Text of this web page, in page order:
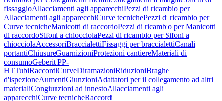
fissaggioAllacciamenti agli apparecchiPezzi di ricambio per
Allacciamenti agli apparecchiCurve tecnichePezzi di ricambio per
Curve tecnicheManicotti di raccordoPezzi di ricambio per Manicotti
di raccordoSifoni a chiocciolaPezzi di ricambio per Sifoni a
chiocciolaAccessoriBraccialettiFissaggi per braccialettiCanali
portantiChiusureGuarnizioniProtezioni cantiereMateriali di
consumoGeberit PP-
HTTubiRaccordiCurveDiramazioniRiduzioniBraghe
d'ispezioneAumentiGiunzioniAdattatori per il collegamento ad altri
materialiCongiunzioni ad innestoAllacciamenti agli
apparecchiCurve tecnicheRaccordi